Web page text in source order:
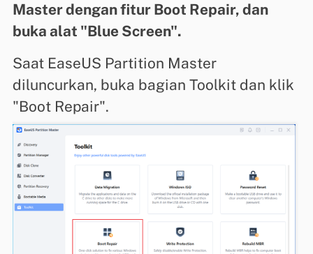
Master dengan fitur Boot Repair, dan
buka alat "Blue Screen".
Saat EaseUS Partition Master
diluncurkan, buka bagian Toolkit dan klik
"Boot Repair".